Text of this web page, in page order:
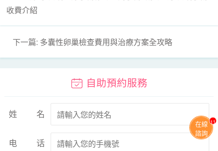
收費介紹
下一篇: 多囊性卵巢檢查費用與治療方案全攻略
自助預約服務
姓名
电话
在線
諮詢
11